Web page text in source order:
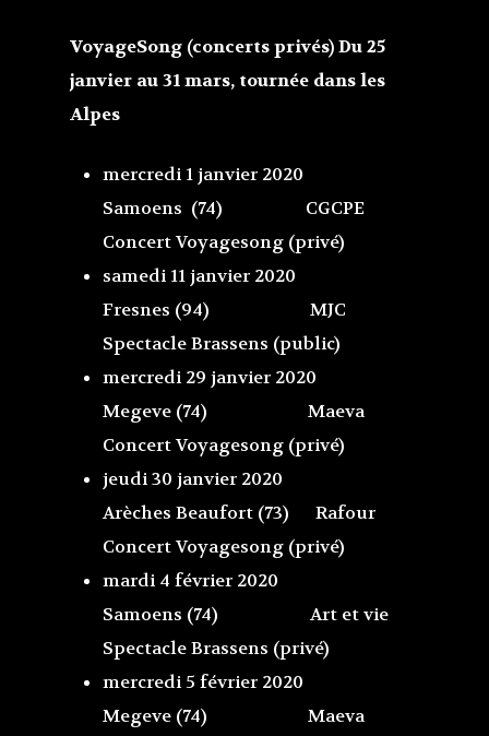
VoyageSong (concerts privés) Du 25
janvier au 31 mars, tournée dans les
Alpes
mercredi 1 janvier 2020
Samoens (74) CGCPE
Concert Voyagesong (privé)
samedi 11 janvier 2020
Fresnes (94) MJC
Spectacle Brassens (public)
mercredi 29 janvier 2020
Megeve (74) Maeva
Concert Voyagesong (privé)
jeudi 30 janvier 2020
Arèches Beaufort (73) Rafour
Concert Voyagesong (privé)
mardi 4 février 2020
Samoens (74) Art et vie
Spectacle Brassens (privé)
mercredi 5 février 2020
Megeve (74) Maeva